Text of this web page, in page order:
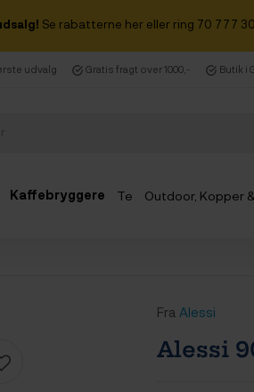
Se rabatterne her eller ring 70 777
udvalg Gratis fragt over 1000,- Butik i
Kaffebryggere Te Outdoor, Kopper
Fra Alessi
Alessi